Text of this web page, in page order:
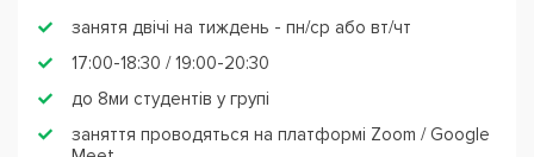
занятя двічі на тиждень - пн/ср або вт/чт
17:00-18:30 / 19:00-20:30
до 8ми студентів у групі
заняття проводяться на платформі Zoom / Google